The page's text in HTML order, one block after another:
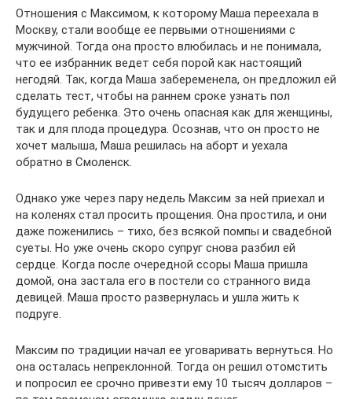
Отношения с Максимом, к которому Маша переехала в
Москву, стали вообще ее первыми отношениями с
мужчиной. Тогда она просто влюбилась и не понимала,
что ее избранник ведет себя порой как настоящий
негодяй. Так, когда Маша забеременела, он предложил ей
сделать тест, чтобы на раннем сроке узнать пол
будущего ребенка. Это очень опасная как для женщины,
так и для плода процедура. Осознав, что он просто не
хочет малыша, Маша решилась на аборт и уехала
обратно в Смоленск.
Однако уже через пару недель Максим за ней приехал и
на коленях стал просить прощения. Она простила, и они
даже поженились – тихо, без всякой помпы и свадебной
суеты. Но уже очень скоро супруг снова разбил ей
сердце. Когда после очередной ссоры Маша пришла
домой, она застала его в постели со странного вида
девицей. Маша просто развернулась и ушла жить к
подруге.
Максим по традиции начал ее уговаривать вернуться. Но
она осталась непреклонной. Тогда он решил отомстить
и попросил ее срочно привезти ему 10 тысяч долларов –